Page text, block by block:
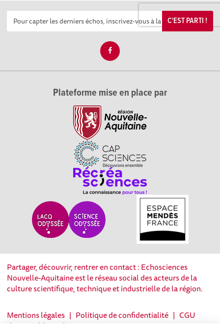
C'EST PARTI !
Plateforme mise en place par
Partager, découvrir, rentrer en contact : Echosciences
Nouvelle-Aquitaine est le réseau social des acteurs de la
culture scientifique, technique et industrielle de la région.
Mentions légales | Politique de confidentialité | CGU
|
Ligne éditoriale